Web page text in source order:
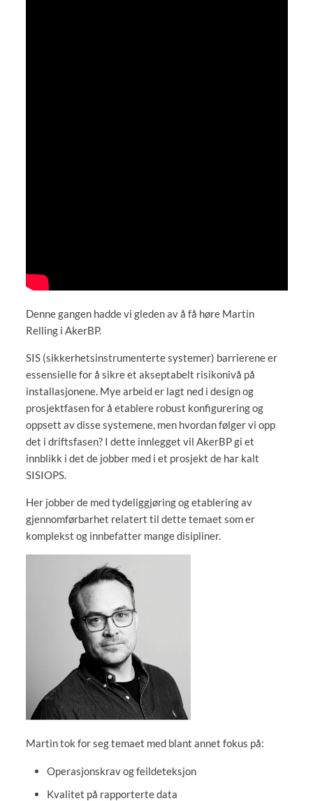
Denne gangen hadde vi gleden av å få høre Martin
Relling i AkerBP.
SIS (sikkerhetsinstrumenterte systemer) barrierene er
essensielle for å sikre et akseptabelt risikonivå på
installasjonene. Mye arbeid er lagt ned i design og
prosjektfasen for å etablere robust konfigurering og
oppsett av disse systemene, men hvordan følger vi opp
det i driftsfasen? I dette innlegget vil AkerBP gi et
innblikk i det de jobber med i et prosjekt de har kalt
SISIOPS.
Her jobber de med tydeliggjøring og etablering av
gjennomførbarhet relatert til dette temaet som er
komplekst og innbefatter mange disipliner.
Martin tok for seg temaet med blant annet fokus på:
Operasjonskrav og feildeteksjon
Kvalitet på rapporterte data